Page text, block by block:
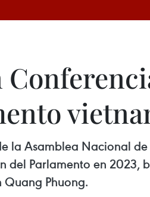
la Asamblea Nacional
del Parlamento en
Quang Phuong.